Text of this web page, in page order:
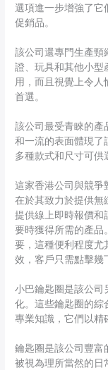
選項進一步增強了它
促銷品。
該公司還專門生產頸
證、玩具和其他小型
用，而且視覺上令人
首選。
該公司最受青睞的產
和一流的表面體現了
多種款式和尺寸可供
這家香港公司與競爭
在於其致力於提供無
提供線上即時報價和
要時獲得所需的產品
要，這種便利程度尤
效，客戶只需點擊幾
小巴鑰匙圈是該公司
化。這些鑰匙圈的綜
專業知識，它們以精
鑰匙圈是該公司豐富
被視為理所當然的日